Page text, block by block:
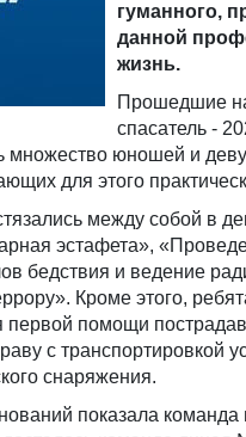
гуманного,
данной
жизнь.
Прошедшие
спасатель -
множество юношей и
для этого
между собой в
эстафета»,
бедствия и ведение
Кроме этого,
первой помощи
с транспортировкой
снаряжения.
показала